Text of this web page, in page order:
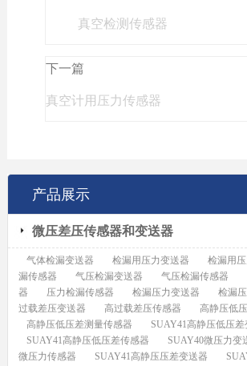
真空检测传感器
下一篇
真空计用压力传感器
产品展示
微压差压传感器和变送器
气体检漏变送器 检漏用压力变送器 检漏用
漏传感器
气压检漏变送器 气压检漏传感器
器
压力检漏传感器 检漏压力变送器 检漏
过载差压变送器
高过载差压传感器
高静压低
高静压低压差测量传感器
SUAY41高静压低压差
SUAY41高静压低压差传感器
SUAY40微压力变
微压力传感器
SUAY41高静压压差变送器